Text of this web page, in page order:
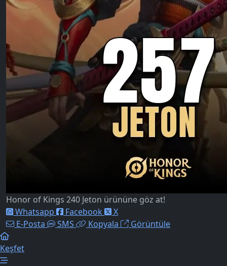
Honor of Kings 240 Jeton ürününe göz at!
Whatsapp
Facebook
X
E-Posta
SMS Kopyala Görüntüle
Keşfet